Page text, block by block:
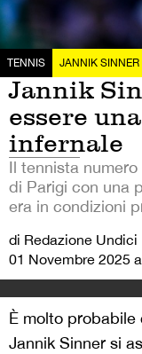
TENNIS JANNIK SINNER
Jannik
essere
infernale
Il tennista
di Parigi con una
era in condizioni
di Redazione Undici
01 Novembre 2025
È molto probabile
Jannik Sinner si